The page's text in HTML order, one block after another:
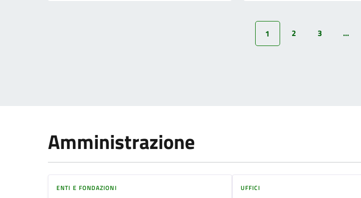
1 2 3 ...
Amministrazione
ENTI E FONDAZIONI UFFICI